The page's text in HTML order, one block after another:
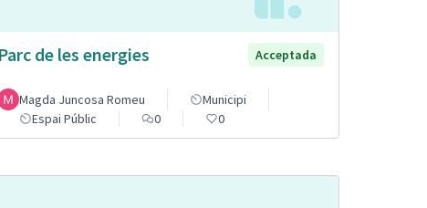
Parc de les energies Acceptada
Magda Juncosa Romeu
Municipi
Espai Públic
0 0